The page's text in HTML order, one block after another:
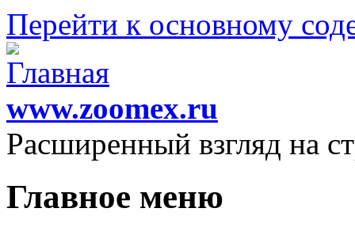
Перейти к основному
www.zoomex.ru
Расширенный взгляд на
Главное меню